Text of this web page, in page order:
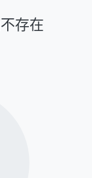
存在